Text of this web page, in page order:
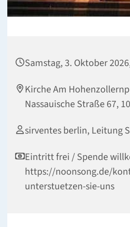
Samstag, 3. Oktober
Kirche Am
Nassauische Straße 67,
sirventes berlin, Leitung
Eintritt frei / Spende
https://noonsong.de/
unterstuetzen-sie-uns